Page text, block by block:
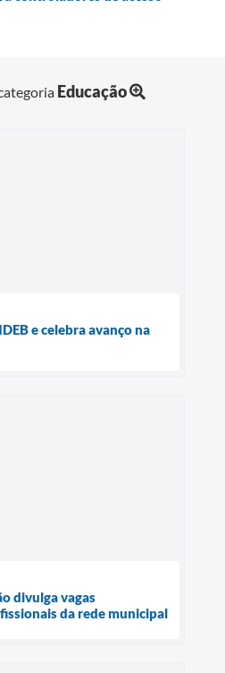
Educação
e celebra avanço na
divulga vagas
da rede municipal